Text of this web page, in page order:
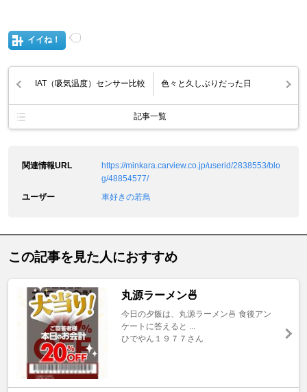
イイね！
IAT（吸気温度）センサー比較 色々と久しぶりだった日
記事一覧
関連情報URL
https://minkara.carview.co.jp/userid/2838553/blo
g/48854577/
ユーザー
車好きの若鳥
この記事を見た人におすすめ
丸源ラーメン🍜
今日の夕飯は、丸源ラーメン🍜 食後アン
ケートに答えると ...
ひでやん１９７７さん